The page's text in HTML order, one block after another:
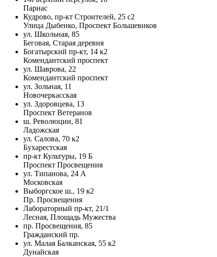
Парнас
Кудрово, пр-кт Строителей, 25 с2
Улица Дыбенко, Проспект Большевиков
ул. Школьная, 85
Беговая, Старая деревня
Богатырский пр-кт, 14 к2
Комендантский проспект
ул. Шаврова, 22
Комендантский проспект
ул. Зольная, 11
Новочеркасская
ул. Здоровцева, 13
Проспект Ветеранов
ш. Революции, 81
Ладожская
ул. Салова, 70 к2
Бухарестская
пр-кт Культуры, 19 Б
Проспект Просвещения
ул. Типанова, 24 А
Московская
Выборгское ш., 19 к2
Пр. Просвещения
Лабораторный пр-кт, 21/1
Лесная, Площадь Мужества
пр. Просвещения, 85
Гражданский пр.
ул. Малая Балканская, 55 к2
Дунайская